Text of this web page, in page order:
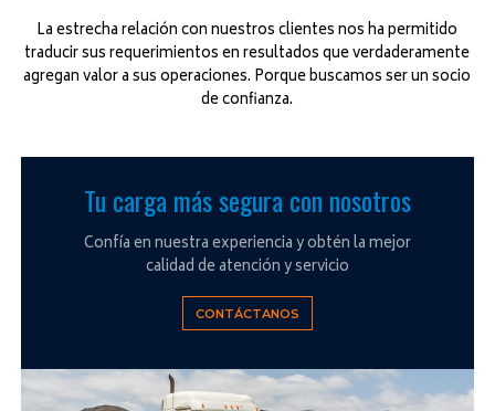
La estrecha relación con nuestros clientes nos ha permitido
traducir sus requerimientos en resultados que verdaderamente
agregan valor a sus operaciones. Porque buscamos ser un socio
de confianza.
Tu carga más segura con nosotros
Confía en nuestra experiencia y obtén la mejor
calidad de atención y servicio
CONTÁCTANOS